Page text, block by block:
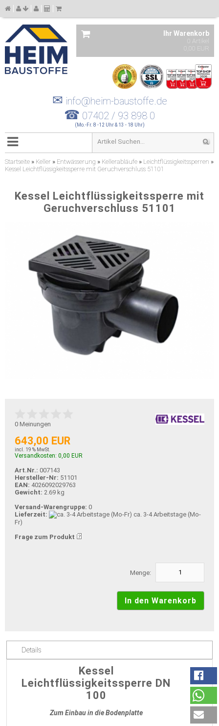
Ihr Warenkorb
0 Artikel
0,00 EUR
✉ info@heim-baustoffe.de
☎ 07402 / 93 898 0
(Mo.-Fr. 8 -12 Uhr & 13 - 18 Uhr)
Startseite » Keller » Entwässerung » Kellerabläufe » Leichtflüssigkeitssperren »
Kessel Leichtflüssigkeitssperre mit Geruchverschluss 51101
Kessel Leichtflüssigkeitssperre mit
Geruchverschluss 51101
0 Meinungen
643,00 EUR
incl. 19 % MwSt.
Versandkosten: 0,00 EUR
Art.Nr.: 007143
Hersteller-Nr: 51101
EAN: 4026092029763
Gewicht: 2.69 kg
Versand-Warengruppe: 0
Lieferzeit:
ca. 3-4 Arbeitstage (Mo-
Fr)
Frage zum Produkt
Menge:
Details
Kessel
Leichtflüssigkeitssperre DN
100
Zum Einbau in die Bodenplatte